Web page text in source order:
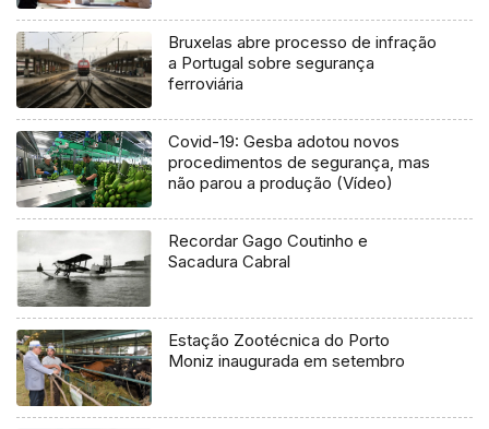
Bruxelas abre processo de infração
a Portugal sobre segurança
ferroviária
Covid-19: Gesba adotou novos
procedimentos de segurança, mas
não parou a produção (Vídeo)
Recordar Gago Coutinho e
Sacadura Cabral
Estação Zootécnica do Porto
Moniz inaugurada em setembro